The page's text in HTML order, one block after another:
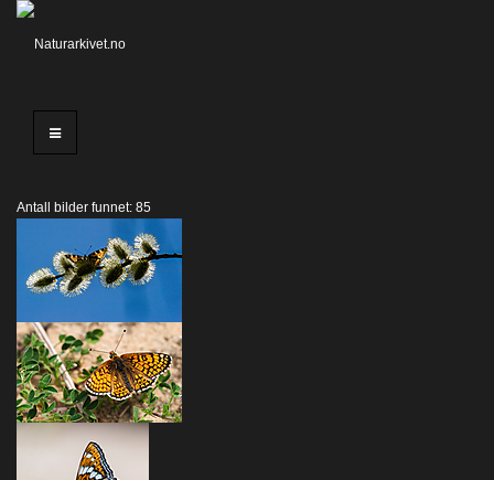
Antall bilder funnet: 85